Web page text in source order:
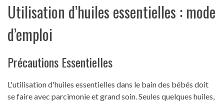
Utilisation d’huiles essentielles : mode
d’emploi
Précautions Essentielles
L'utilisation d'huiles essentielles dans le bain des bébés doit
se faire avec parcimonie et grand soin. Seules quelques huiles,